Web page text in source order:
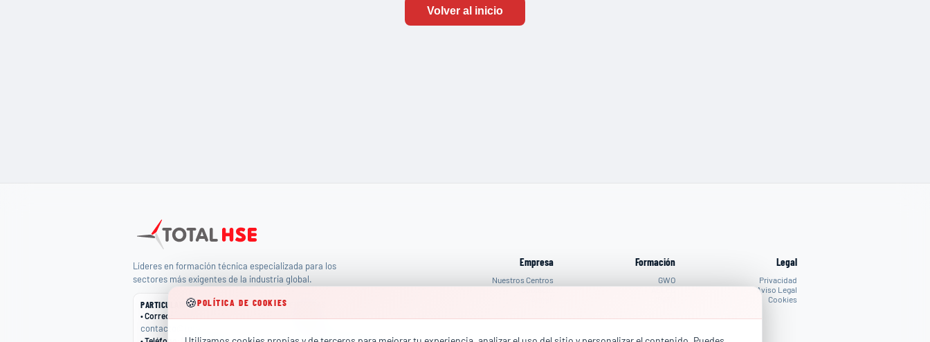
Volver al inicio
Líderes en formación técnica especializada para los
sectores más exigentes de la industria global.
PARTICULARES
•Correo
contacto@totalhse.com
Empresa
Nuestros Centros
Contacto
Formación
GWO
AELEC
Legal
Privacidad
Aviso Legal
Cookies
🍪POLÍTICA DE COOKIES